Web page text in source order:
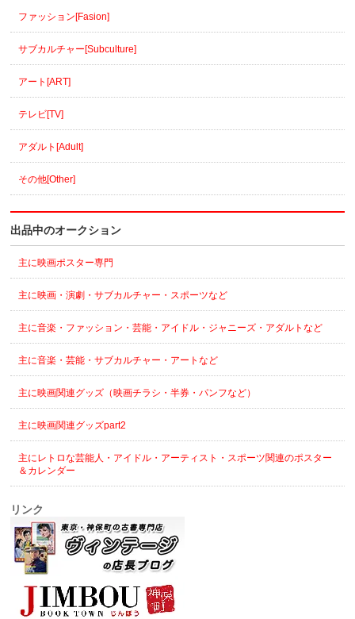
ファッション[Fasion]
サブカルチャー[Subculture]
アート[ART]
テレビ[TV]
アダルト[Adult]
その他[Other]
出品中のオークション
主に映画ポスター専門
主に映画・演劇・サブカルチャー・スポーツなど
主に音楽・ファッション・芸能・アイドル・ジャニーズ・アダルトなど
主に音楽・芸能・サブカルチャー・アートなど
主に映画関連グッズ（映画チラシ・半券・パンフなど）
主に映画関連グッズpart2
主にレトロな芸能人・アイドル・アーティスト・スポーツ関連のポスター
＆カレンダー
リンク